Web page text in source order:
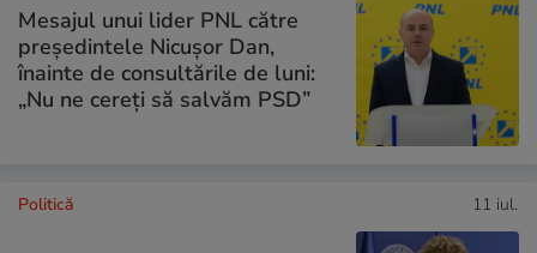
Mesajul unui lider PNL către
președintele Nicușor Dan,
înainte de consultările de luni:
„Nu ne cereți să salvăm PSD”
Politică 11 iul.